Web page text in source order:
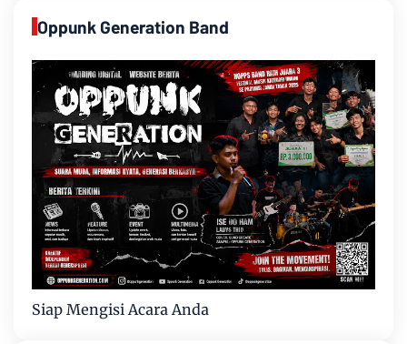
Oppunk Generation Band
Siap Mengisi Acara Anda